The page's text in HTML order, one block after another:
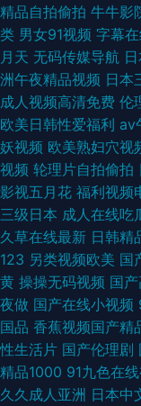
精品自拍偷拍 牛牛影
类 男女91视频 字幕
月天 无码传媒导航
洲午夜精品视频 日本
成人视频高清免费 伦
欧美日韩性爱福利 av
妖视频 欧美熟妇穴视
视频 轮理片自拍偷拍
影视五月花 福利视频
三级日本 成人在线吃
久草在线最新 日韩精
123 另类视频欧美 国
黄 操操无码视频 国
夜做 国产在线小视频
国品 香蕉视频国产精
性生活片 国产伦理剧
精品1000 91九色在
久久成人亚洲 日本中